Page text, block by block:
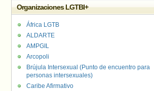
Organizaciones LGTBI+
África LGTB
ALDARTE
AMPGIL
Arcopoli
Brújula Intersexual (Punto de encuentro para
personas intersexuales)
Caribe Afirmativo